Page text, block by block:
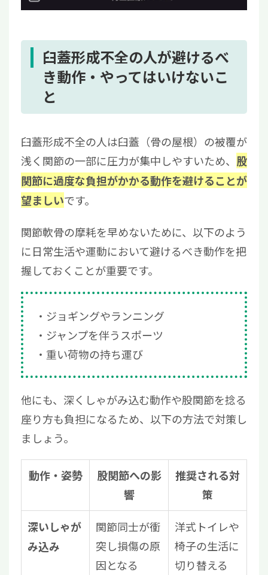
臼蓋形成不全の人が避けるべ
き動作・やってはいけないこ
と
臼蓋形成不全の人は臼蓋（骨の屋根）の被覆が
浅く関節の一部に圧力が集中しやすいため、 股
関節に過度な負担がかかる動作を避けることが
望ましいです。
関節軟骨の摩耗を早めないために、以下のよう
に日常生活や運動において避けるべき動作を把
握しておくことが重要です。
ジョギングやランニング
ジャンプを伴うスポーツ
重い荷物の持ち運び
他にも、深くしゃがみ込む動作や股関節を捻る
座り方も負担になるため、以下の方法で対策し
ましょう。
動作・姿勢
股関節への影
響
推奨される対
策
深いしゃが
み込み
関節同士が衝
突し損傷の原
因となる
洋式トイレや
椅子の生活に
切り替える